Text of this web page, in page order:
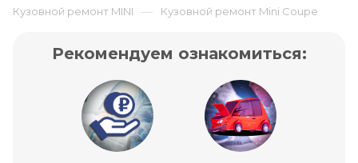
Кузовной ремонт MINI — Кузовной ремонт Mini Coupe
Рекомендуем ознакомиться: